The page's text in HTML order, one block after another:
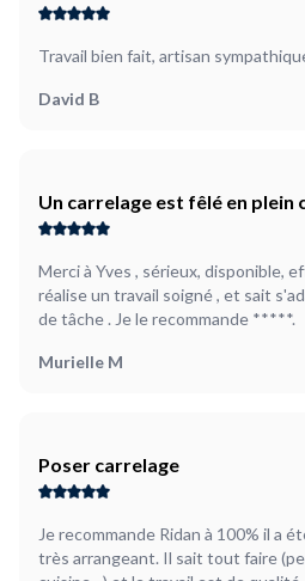
Travail bien fait, artisan
David B
Un carrelage est fêlé en plein
faudrait le changer
Merci à Yves , sérieux, disponible,
réalise un travail soigné , et sait
de tâche . Je le recommande *****.
Murielle M
Poser carrelage
Je recommande Ridan à 100% il a
très arrangeant. Il sait tout faire